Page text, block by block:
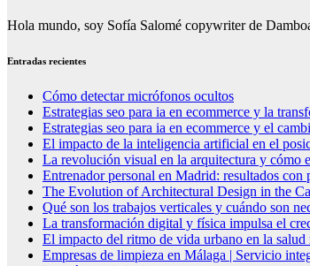
Hola mundo, soy Sofía Salomé copywriter de
Entradas recientes
Cómo detectar micrófonos ocultos
Estrategias seo para ia en ecommerce y la
Estrategias seo para ia en ecommerce y el
El impacto de la inteligencia artificial en el
La revolución visual en la arquitectura y cómo
Entrenador personal en Madrid: resultados con
The Evolution of Architectural Design in the
Qué son los trabajos verticales y cuándo son
La transformación digital y física impulsa el
El impacto del ritmo de vida urbano en la
Empresas de limpieza en Málaga | Servicio